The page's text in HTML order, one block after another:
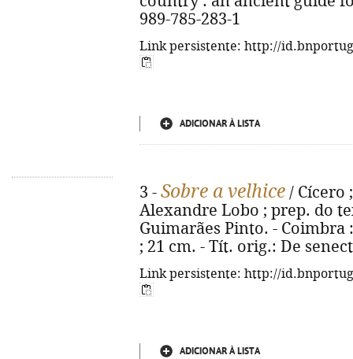
989-785-283-1
Link persistente: http://
ADICIONAR À LISTA
3 - Sobre a velhice / Cícero
Alexandre Lobo ; prep. do
Guimarães Pinto. - Coimbra
; 21 cm. - Tít. orig.: De
Link persistente: http://
ADICIONAR À LISTA